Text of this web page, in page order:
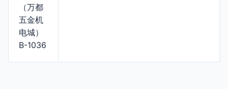
（万都
五金机
电城）
B-1036